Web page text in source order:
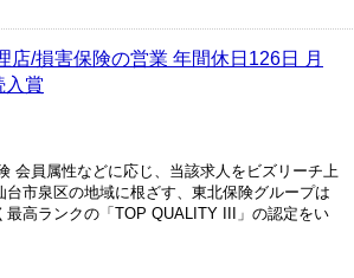
/損害保険の営業 年間休日126日 月
入賞
会員属性などに応じ、当該求人をビズリーチ上
市泉区の地域に根ざす、東北保険グループは
最高ランクの「TOP QUALITY III」の認定をい